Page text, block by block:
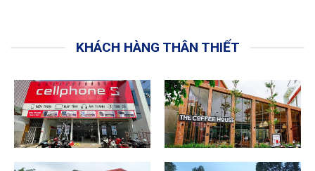
KHÁCH HÀNG THÂN THIẾT